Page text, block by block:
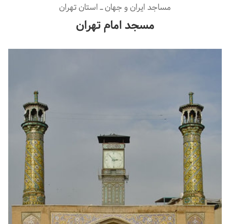
معظم انقلاب
گزارش تصویری| مراسم نماز بر پیکر امام شهید انقلاب اسلامی ایران
گزارش تصویری| مراسم بزرگداشت آقای شهید ایران
مساجد ایران و جهان ـ استان تهران
مسجد امام تهران